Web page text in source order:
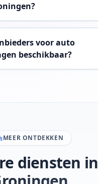
voor auto
beschikbaar?
MEER ONTDEKKEN
diensten in